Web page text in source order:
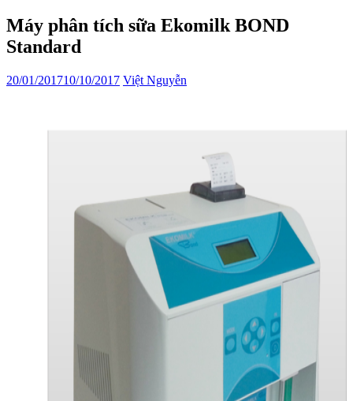
Máy phân tích sữa Ekomilk BOND
Standard
20/01/201710/10/2017 Việt Nguyễn